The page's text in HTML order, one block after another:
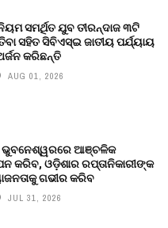
ସମର୍ଥିତ ଯୁବ ତୀରନ୍ଦାଜ ୩ଟି
ସହିତ ସିବିଏସ୍ଇ ଜାତୀୟ ପର୍ଯ୍ୟାୟ
କରିଛନ୍ତି
AUG 01, 2026
ଭୁବନେଶ୍ୱରରେ ଆଞ୍ଚଳିକ
କରିବ, ଓଡ଼ିଶାର ରପ୍ତାନିକାରୀଙ୍କ
ଗଭୀର କରିବ
JUL 31, 2026